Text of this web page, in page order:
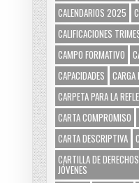
CALENDARIOS 2025
CALIFICACIONES
CAMPO FORMATIVO
CAPACIDADES CARGA
CARPETA PARA LA
CARTA COMPROMISO
CARTA DESCRIPTIVA
CARTILLA DE
JÓVENES